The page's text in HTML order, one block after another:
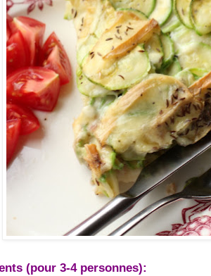
(pour 3-4 personnes):